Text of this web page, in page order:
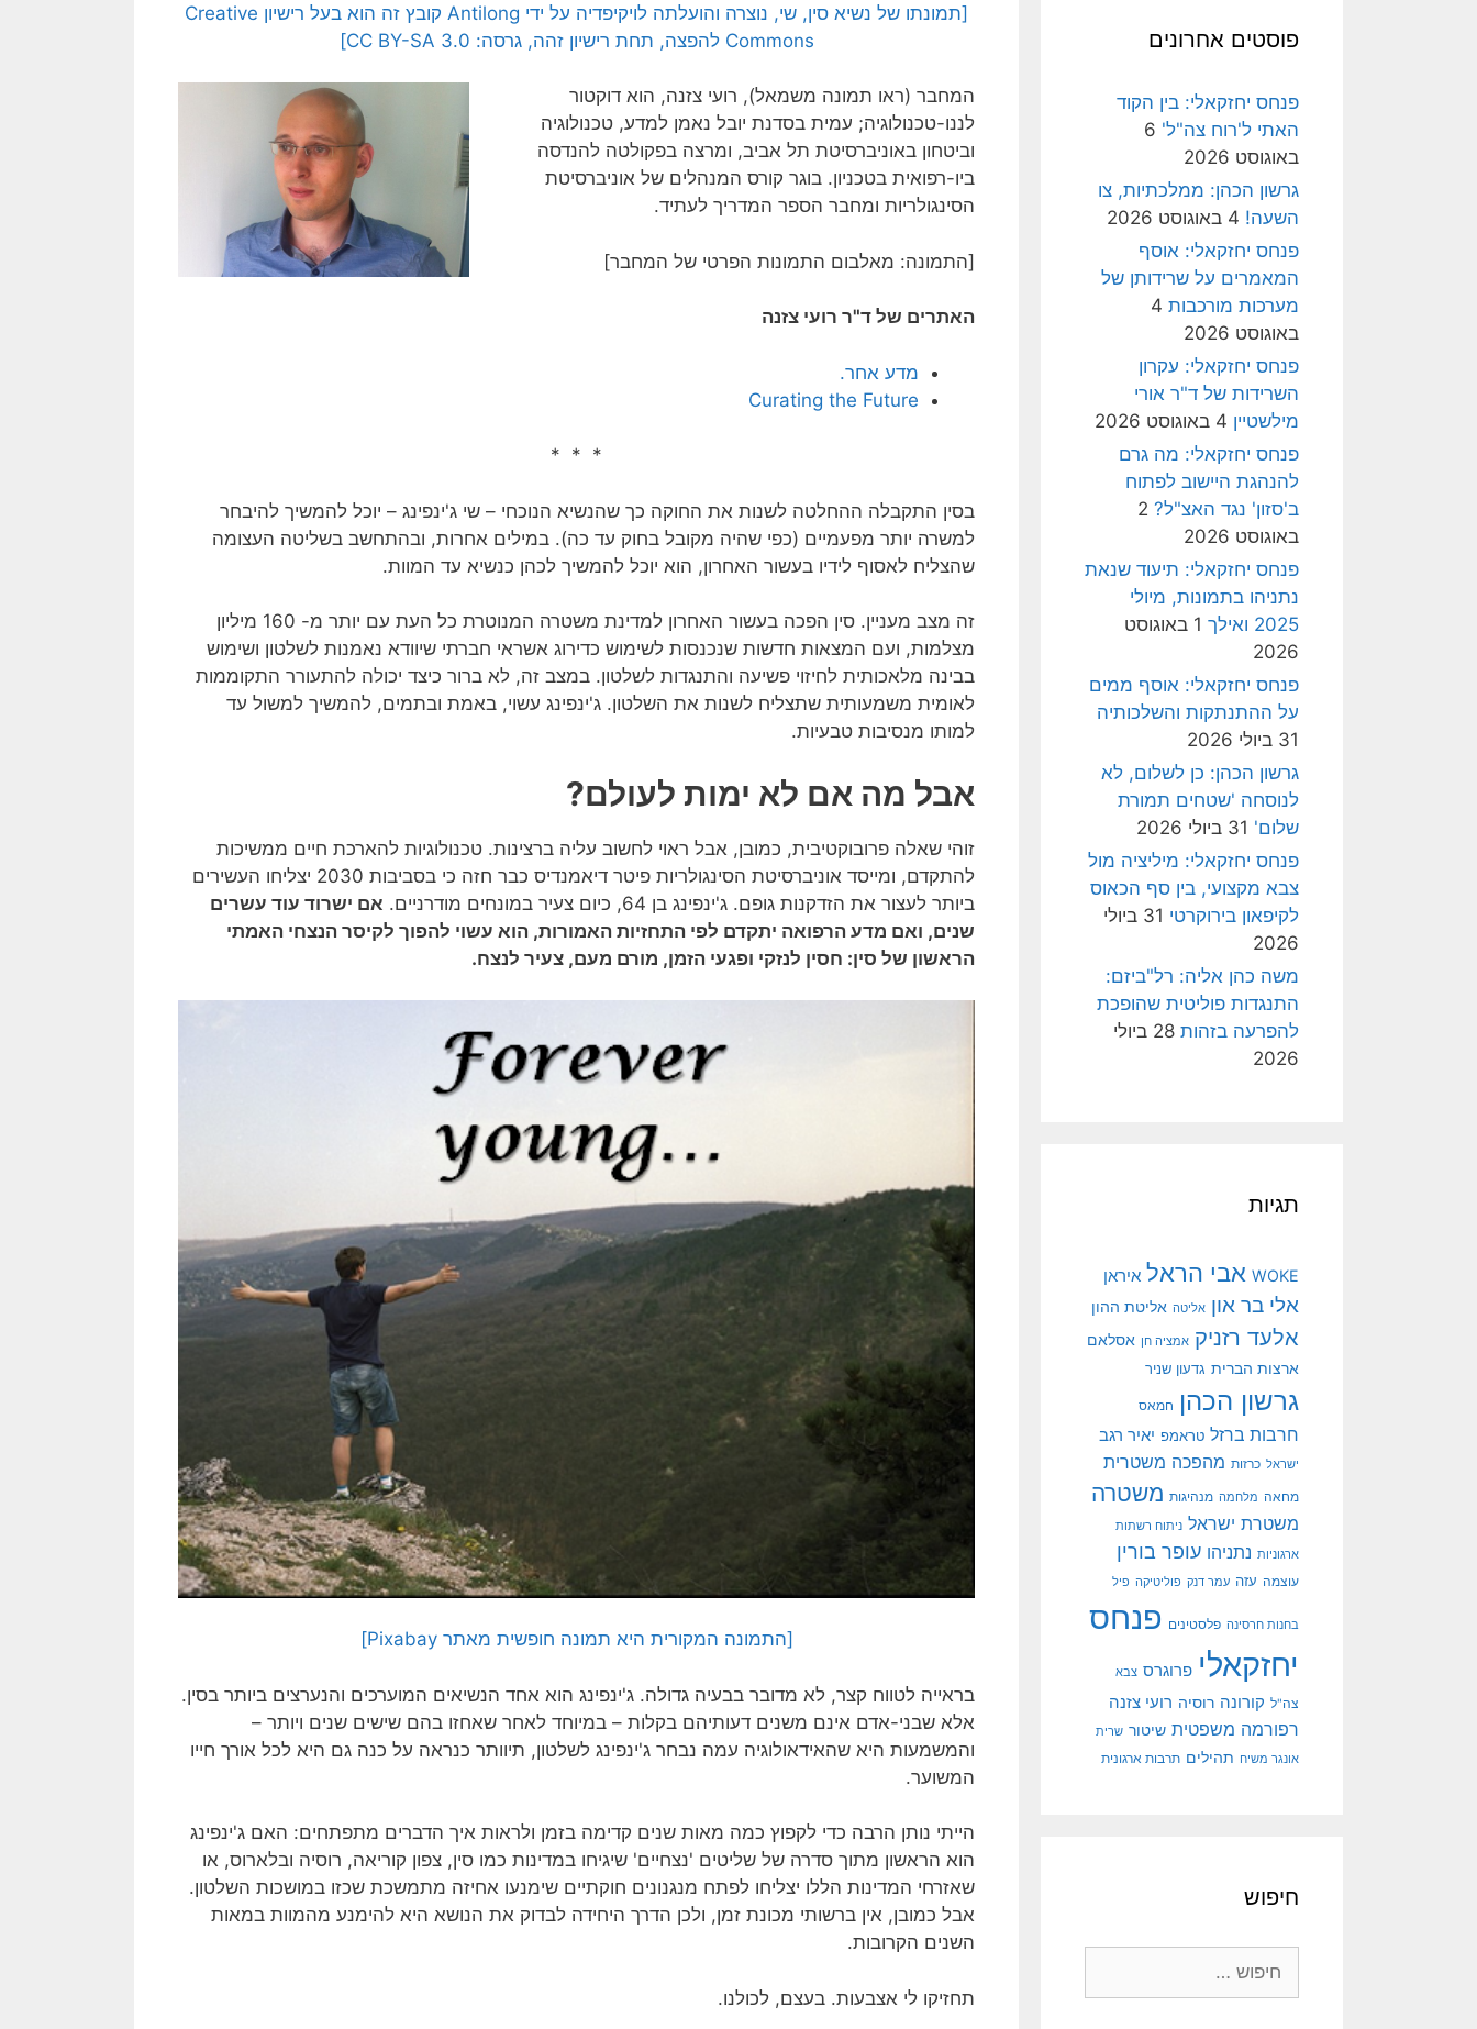
[תמונתו של נשיא סין, שי, נוצרה והועלתה לויקיפדיה על ידי Antilong קובץ זה הוא בעל רישיון Creative
Commons להפצה, תחת רישיון זהה, גרסה: CC BY-SA 3.0]
המחבר (ראו תמונה משמאל), רועי צזנה, הוא דוקטור
לננו-טכנולוגיה; עמית בסדנת יובל נאמן למדע, טכנולוגיה
וביטחון באוניברסיטת תל אביב, ומרצה בפקולטה להנדסה
ביו-רפואית בטכניון. בוגר קורס המנהלים של אוניברסיטת
הסינגולריות ומחבר הספר המדריך לעתיד.
[התמונה: מאלבום התמונות הפרטי של המחבר]
האתרים של ד"ר רועי צזנה
מדע אחר.
Curating the Future
* * *
בסין התקבלה ההחלטה לשנות את החוקה כך שהנשיא הנוכחי – שי ג'ינפינג – יוכל להמשיך להיבחר
למשרה יותר מפעמיים (כפי שהיה מקובל בחוק עד כה). במילים אחרות, ובהתחשב בשליטה העצומה
שהצליח לאסוף לידיו בעשור האחרון, הוא יוכל להמשיך לכהן כנשיא עד המוות.
זה מצב מעניין. סין הפכה בעשור האחרון למדינת משטרה המנוטרת כל העת עם יותר מ- 160 מיליון
מצלמות, ועם המצאות חדשות שנכנסות לשימוש כדירוג אשראי חברתי שיוודא נאמנות לשלטון ושימוש
בבינה מלאכותית לחיזוי פשיעה והתנגדות לשלטון. במצב זה, לא ברור כיצד יכולה להתעורר התקוממות
לאומית משמעותית שתצליח לשנות את השלטון. ג'ינפינג עשוי, באמת ובתמים, להמשיך למשול עד
למותו מנסיבות טבעיות.
אבל מה אם לא ימות לעולם?
זוהי שאלה פרובוקטיבית, כמובן, אבל ראוי לחשוב עליה ברצינות. טכנולוגיות להארכת חיים ממשיכות
להתקדם, ומייסד אוניברסיטת הסינגולריות פיטר דיאמנדיס כבר חזה כי בסביבות 2030 יצליחו העשירים
ביותר לעצור את הזדקנות גופם. ג'ינפינג בן 64, כיום צעיר במונחים מודרניים.
אם ישרוד עוד עשרים
שנים, ואם מדע הרפואה יתקדם לפי התחזיות האמורות, הוא עשוי להפוך לקיסר הנצחי האמתי
הראשון של סין: חסין לנזקי ופגעי הזמן, מורם מעם, צעיר לנצח.
[התמונה המקורית היא תמונה חופשית מאתר Pixabay]
בראייה לטווח קצר, לא מדובר בבעיה גדולה. ג'ינפינג הוא אחד הנשיאים המוערכים והנערצים ביותר בסין.
אלא שבני-אדם אינם משנים דעותיהם בקלות – במיוחד לאחר שאחזו בהם שישים שנים ויותר –
והמשמעות היא שהאידאולוגיה עמה נבחר ג'ינפינג לשלטון, תיוותר כנראה על כנה גם היא לכל אורך חייו
המשוער.
הייתי נותן הרבה כדי לקפוץ כמה מאות שנים קדימה בזמן ולראות איך הדברים מתפתחים: האם ג'ינפינג
הוא הראשון מתוך סדרה של שליטים 'נצחיים' שיגיחו במדינות כמו סין, צפון קוריאה, רוסיה ובלארוס, או
שאזרחי המדינות הללו יצליחו לפתח מנגנונים חוקתיים שימנעו אחיזה מתמשכת שכזו במושכות השלטון.
אבל כמובן, אין ברשותי מכונת זמן, ולכן הדרך היחידה לבדוק את הנושא היא להימנע מהמוות במאות
השנים הקרובות.
תחזיקו לי אצבעות. בעצם, לכולנו.
פוסטים אחרונים
פנחס יחזקאלי: בין הקוד
האתי ל'רוח צה"ל' 6
באוגוסט 2026
גרשון הכהן: ממלכתיות, צו
השעה! 4 באוגוסט 2026
פנחס יחזקאלי: אוסף
המאמרים על שרידותן של
מערכות מורכבות 4
באוגוסט 2026
פנחס יחזקאלי: עקרון
השרידות של ד"ר אורי
מילשטיין 4 באוגוסט 2026
פנחס יחזקאלי: מה גרם
להנהגת היישוב לפתוח
ב'סזון' נגד האצ"ל? 2
באוגוסט 2026
פנחס יחזקאלי: תיעוד שנאת
נתניהו בתמונות, מיולי
2025 ואילך
1 באוגוסט
2026
פנחס יחזקאלי: אוסף ממים
על ההתנתקות והשלכותיה
31 ביולי 2026
גרשון הכהן: כן לשלום, לא
לנוסחה 'שטחים תמורת
שלום' 31 ביולי 2026
פנחס יחזקאלי: מיליציה מול
צבא מקצועי, בין סף הכאוס
לקיפאון בירוקרטי
31 ביולי
2026
משה כהן אליה: רל"ביזם:
התנגדות פוליטית שהופכת
להפרעה בזהות
28 ביולי
2026
תגיות
WOKE אבי הראל איראן
אלי בר און אליטה אליטת ההון
אלעד רזניק אמציה חן אסלאם
ארצות הברית גדעון שניר
גרשון הכהן חמאס
חרבות ברזל טראמפ יאיר רגב
ישראל כרזות מהפכה משטרית
מחאה מלחמה מנהיגות משטרה
משטרת ישראל ניתוח רשתות
ארגוניות נתניהו עופר בורין
עוצמה עזה עמר דנק פוליטיקה פיל
בחנות חרסינה פלסטינים פנחס
יחזקאלי פרוגרס צבא
צה"ל קורונה רוסיה רועי צזנה
רפורמה משפטית שיטור שרית
אונגר משיח תהילים תרבות ארגונית
חיפוש